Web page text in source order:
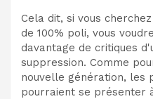
Cela dit, si vous
de 100% poli, vous
davantage de critiques
suppression. Comme
nouvelle génération, les
pourraient se présenter